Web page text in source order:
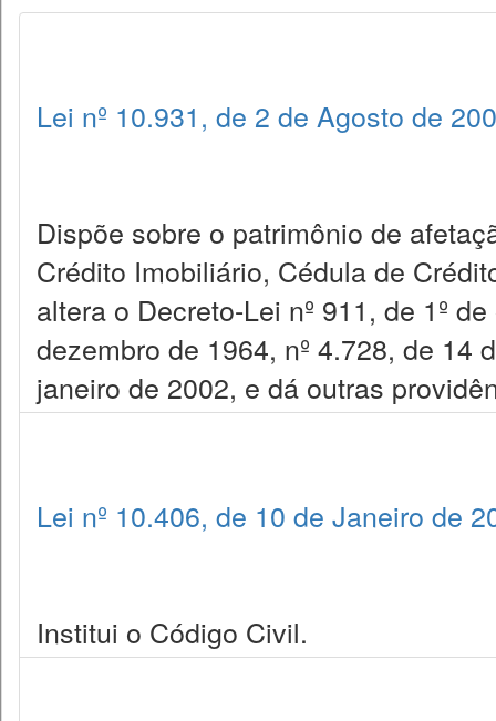
Lei nº 10.931, de 2 de Agosto de
Dispõe sobre o patrimônio de
Crédito Imobiliário, Cédula de
altera o Decreto-Lei nº 911, de 1º
dezembro de 1964, nº 4.728, de 14
janeiro de 2002, e dá outras
Lei nº 10.406, de 10 de Janeiro de
Institui o Código Civil.